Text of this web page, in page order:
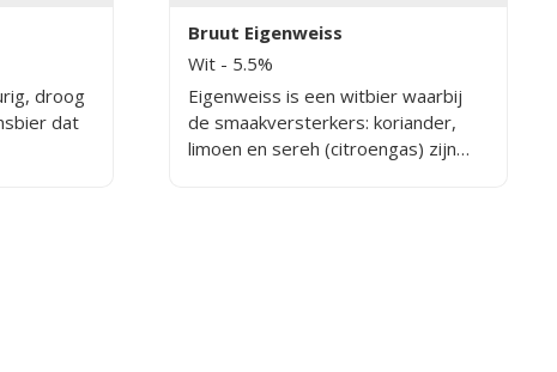
droog
dat
Bruut Eigenweiss
Wit - 5.5%
Eigenweiss is een witbier waarbij
de smaakversterkers: koriander,
limoen en sereh (citroengas) zijn